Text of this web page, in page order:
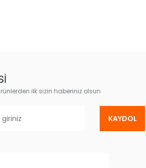
ilk sizin haberiniz olsun
KAYDOL